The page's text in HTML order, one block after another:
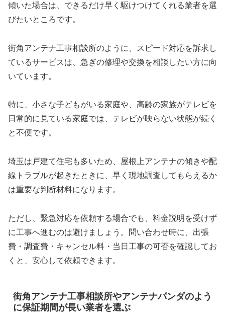
傾いた場合は、できるだけ早く駆けつけてくれる業者を選
びたいところです。
街角アンテナ工事相談所のように、スピード対応を訴求し
ているサービスは、急ぎの修理や交換を相談したい方に向
いています。
特に、小さな子どもがいる家庭や、高齢の家族がテレビを
日常的に見ている家庭では、テレビが映らない状態が続く
と不便です。
埼玉は戸建て住宅も多いため、屋根上アンテナの傾きや配
線トラブルが起きたときに、早く現地調査してもらえるか
は重要な判断材料になります。
ただし、緊急対応を依頼する場合でも、料金説明を受けず
に工事へ進むのは避けましょう。問い合わせ時に、出張
費・調査費・キャンセル料・当日工事の可否を確認してお
くと、安心して依頼できます。
街角アンテナ工事相談所やアンテナパンダのよう
に保証期間が長い業者を選ぶ